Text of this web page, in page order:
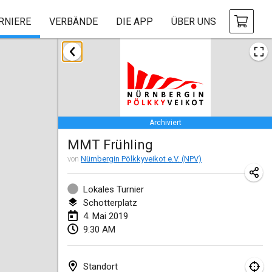
VERBÄNDE DIE APP ÜBER UNS
Archiviert
MMT Frühling
von Nürnbergin Pölkkyveikot e.V. (NPV)
Lokales Turnier
Schotterplatz
4. Mai 2019
9:30 AM
Standort
Januar 2019
New Year's Throw Mölkky
1. Jan. 2019|Tschechische Republik
Tournoi Mixte ASPTTOM
20. Jan. 2019|
Tournoi d'Hiver
26. Jan. 2019
Liekki Cup
26. Jan. 2019